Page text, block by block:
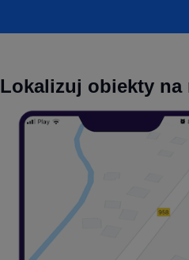
Lokalizuj obiekty na